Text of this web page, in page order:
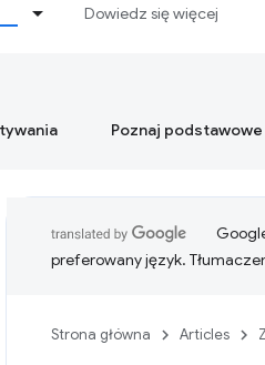
Dowiedz się więcej
Poznaj
preferowany język.
Strona główna Articles